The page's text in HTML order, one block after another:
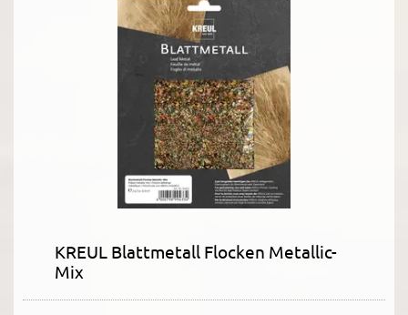
KREUL Blattmetall Flocken Metallic-
Mix